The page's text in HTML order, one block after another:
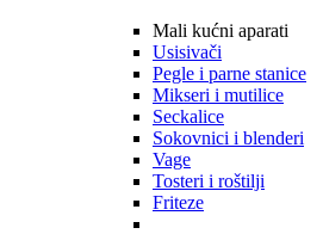
Mali kućni aparati
Usisivači
Pegle i parne stanice
Mikseri i mutilice
Seckalice
Sokovnici i blenderi
Vage
Tosteri i roštilji
Friteze